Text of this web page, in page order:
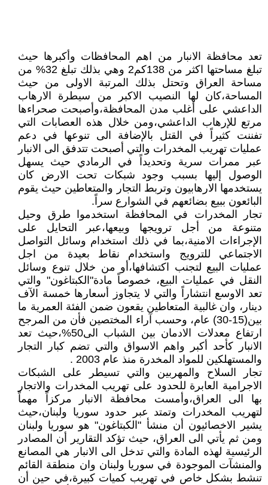
تعد محافظة الانبار من اهم المحافظات وأكبرها حيث
تبلغ مساحتها اكثر من 138كم2 وهي بذلك تبلغ 32% من
مساحة العراق وتحتل بذلك المرتبة الاولى من حيث
المساحة،كان لها النصيب الاكبر من سيطرة الارهاب
الداعشي على أغلب مدن المحافظة،وأصبحت صحراءها
مرتع للإرهاب الداعشي،ومن خلال هذه العصابات التي
تفننت كثيراً في القتل بالإضافة الى تنوعها في دعم
عمليات تهريب المخدرات والتي أصبحت تتدفق الى الانبار
عبر ممرات سرية وتحديداً في الرمادي حيث يسهل
الوصول إليها بسبب وجود شبكات تحت الارض كان
يستخدمها الارهابيون وتربط التجار والمتعاطين حيث يقوم
البائعون ببيع بضائعهم في الشوارع سراً.
تجار المخدرات في المحافظة استخدموا طرق وحيل
متنوعة من أجل ترويجها وبيعها،عبر التحايل على
الإجراءات الامنية،بما في ذلك استخدام وسائل التواصل
الاجتماعي للترويج واستخدام نقاط بعيدة من اجل
عمليات البيع لتجنب اكتشافها،أو من خلال تنوع وسائل
النقل في عمليات البيع، خصوصاً مادة"الكبتاغون" والتي
تعد الاوسع انتشاراً والتي لا يتجاوز أسعارها خمسة الآف
دينار، وان غالبية المتعاطين يقعون ضمن الفئة العمرية ما
بين(15-30) عام، وحسب آراء المختصين فأن من المرجح
ارتفاع معدلات الادمان بين الشباب الى50%،حيث تعد
الانبار كأحد أكبر واهم الاسواق والتي تضم كبار التجار
والمستهلكين للمواد المخدرة منذ عام 2003 .
تجار السلاح والمهربين والتي تسيطر على الشبكات
الاجرامية العابرة للحدود على تهريب المخدرات والاتجار
بها الى العراق،وأمست محافظة الانبار مركزاً مهماً
لتهريب المخدرات وتمتد عبر حدود سوريا ولبنان،حيث
يشير الاخصائيون أن منشأ "الكبتاغون" هو سوريا ولبنان
ومن ثم يأتي الى العراق، حيث تؤكد التقارير أن المصادر
الرئيسية لهذه المادة والتي تدخل الى الانبار هي المصانع
والمنشآت الموجودة في سوريا ولبنان وان منطقة القائم
تنشط بشكل خاص في تهريب كميات كبيرة،في حين أن